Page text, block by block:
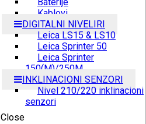
Kablovi
DIGITALNI NIVELIRI
Leica LS15 & LS10
Leica Sprinter 50
Leica Sprinter
150(M)/250M
INKLINACIONI SENZORI
Nivel 210/220 inklinacioni
senzori
Close